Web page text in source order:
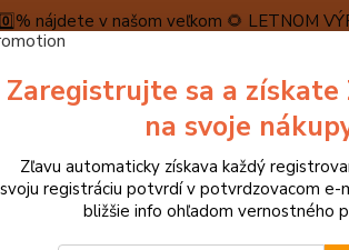
nájdete v našom veľkom 🌻 LETNOM
máme teraz pripravené špeciálne zľavy
A PLATBA RECENZIE 👉VRÁTENIE
Hľadať
Zaregistrujte sa a získate
na svoje
Zľavu automaticky získava každý
svoju registráciu potvrdí v potvrdzovacom e-
bližšie info ohľadom vernostného